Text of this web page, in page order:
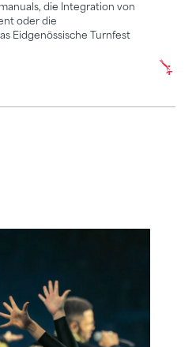
die Integration von
oder die
Eidgenössische Turnfest